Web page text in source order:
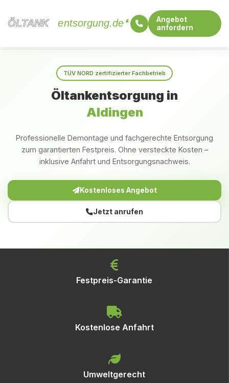
ÖLTANK
ÖLTANK entsorgung.de
Angebot
anfordern
TÜV NORD zertifizierter Fachbetrieb
Öltankentsorgung in
Aldingen
Professionelle Demontage und fachgerechte Entsorgung
zum garantierten Festpreis. Ohne versteckte Kosten –
inklusive Anfahrt und Entsorgungsnachweis.
Kostenloses Angebot
Jetzt anrufen
Festpreis-Garantie
Kostenlose Anfahrt
Umweltgerecht